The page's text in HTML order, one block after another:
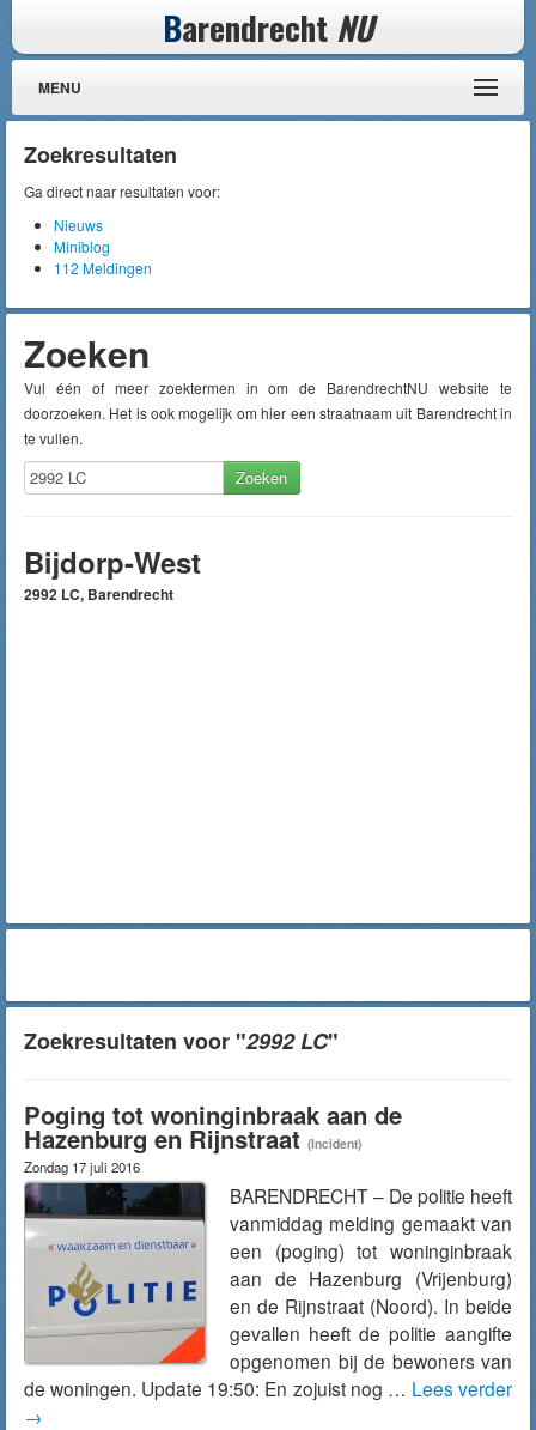
Barendrecht NU
MENU
Zoekresultaten
Ga direct naar resultaten voor:
Nieuws
Miniblog
112 Meldingen
Zoeken
Vul één of meer zoektermen in om de BarendrechtNU website te
doorzoeken. Het is ook mogelijk om hier een straatnaam uit Barendrecht in
te vullen.
Zoeken
Bijdorp-West
2992 LC, Barendrecht
Zoekresultaten voor "2992 LC"
Poging tot woninginbraak aan de
Hazenburg en Rijnstraat (Incident)
Zondag 17 juli 2016
BARENDRECHT – De politie heeft
vanmiddag melding gemaakt van
een (poging) tot woninginbraak
aan de Hazenburg (Vrijenburg)
en de Rijnstraat (Noord). In beide
gevallen heeft de politie aangifte
opgenomen bij de bewoners van
de woningen. Update 19:50: En zojuist nog … Lees verder
→